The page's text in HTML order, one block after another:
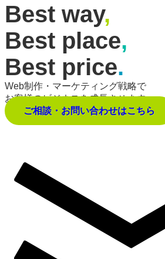
Best way,
Best place,
Best price.
Web制作・マーケティング戦略で
お客様のビジネスを成長させます。
ご相談・お問い合わせはこちら